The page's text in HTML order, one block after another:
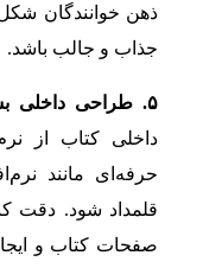
ذهن خوانندگان
جذاب و جالب باشد.
۵. طراحی داخلی بسیار قوی:
داخلی کتاب از
قلمداد شود. دقت
صفحات کتاب و